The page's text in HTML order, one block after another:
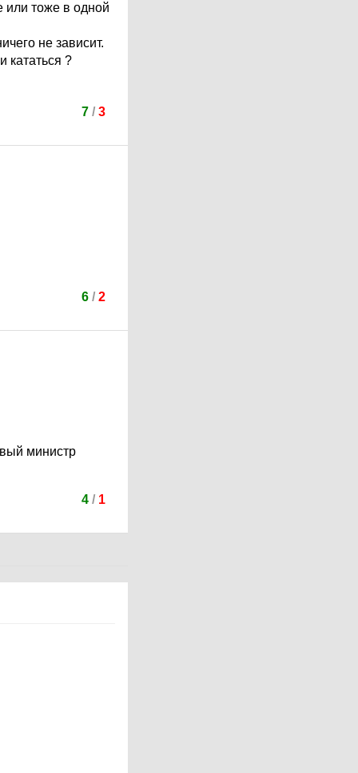
или тоже в одной
не зависит.
кататься ?
7/ 3
6/ 2
министр
4/ 1